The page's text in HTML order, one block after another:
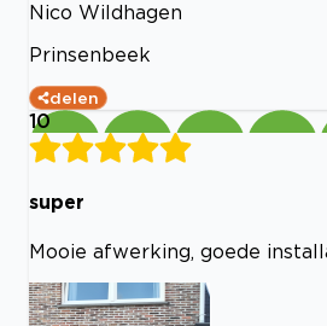
Nico Wildhagen
Prinsenbeek
delen
10
super
Mooie afwerking, goede